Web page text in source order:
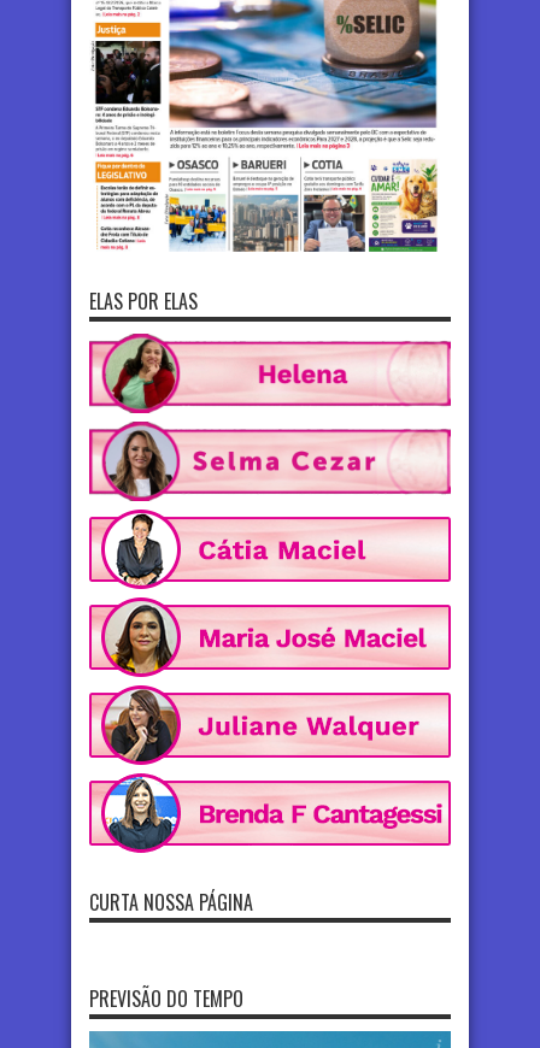
ELAS POR ELAS
CURTA NOSSA PÁGINA
PREVISÃO DO TEMPO